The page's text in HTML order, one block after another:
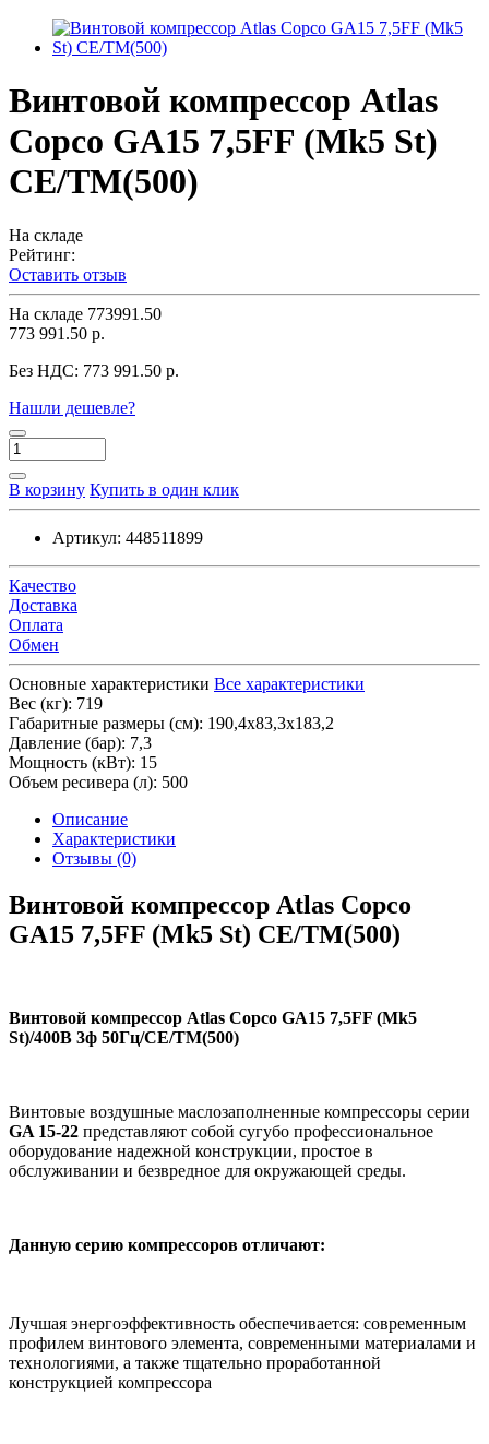
Винтовой компрессор Atlas
Copco GA15 7,5FF (Mk5 St)
СЕ/TM(500)
На складе
Рейтинг:
Оставить отзыв
На складе 773991.50
773 991.50 р.
Без НДС: 773 991.50 р.
Нашли дешевле?
В корзину Купить в один клик
Артикул: 448511899
Качество
Доставка
Оплата
Обмен
Основные характеристики Все характеристики
Вес (кг): 719
Габаритные размеры (см): 190,4х83,3х183,2
Давление (бар): 7,3
Мощность (кВт): 15
Объем ресивера (л): 500
Описание
Характеристики
Отзывы (0)
Винтовой компрессор Atlas Copco
GA15 7,5FF (Mk5 St) СЕ/TM(500)
Винтовой компрессор Atlas Copco GA15 7,5FF (Mk5
St)/400В 3ф 50Гц/СЕ/TM(500)
Винтовые воздушные маслозаполненные компрессоры серии
GA 15-22 представляют собой сугубо профессиональное
оборудование надежной конструкции, простое в
обслуживании и безвредное для окружающей среды.
Данную серию компрессоров отличают:
Лучшая энергоэффективность обеспечивается: современным
профилем винтового элемента, современными материалами и
технологиями, а также тщательно проработанной
конструкцией компрессора